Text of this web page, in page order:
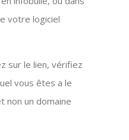
votre logiciel
sur le lien, vérifiez
vous êtes a le
non un domaine